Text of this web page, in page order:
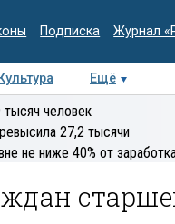
Подписка Журнал
Культура Ещё
Колумнисты
человек
27,2 тысячи
не ниже 40% от